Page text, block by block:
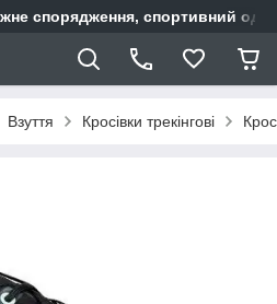
спорядження, спортивний
Взуття Кросівки трекінгові